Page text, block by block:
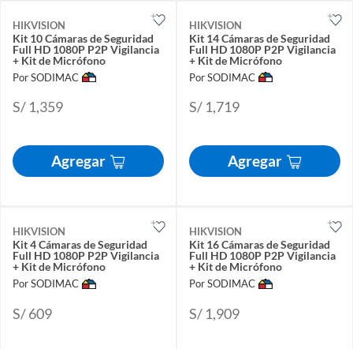
HIKVISION
Kit 10 Cámaras de Seguridad
Full HD 1080P P2P Vigilancia
+ Kit de Micrófono
Por SODIMAC
S/ 1,359
Agregar
HIKVISION
Kit 14 Cámaras de Seguridad
Full HD 1080P P2P Vigilancia
+ Kit de Micrófono
Por SODIMAC
S/ 1,719
Agregar
HIKVISION
Kit 4 Cámaras de Seguridad
Full HD 1080P P2P Vigilancia
+ Kit de Micrófono
Por SODIMAC
S/ 609
HIKVISION
Kit 16 Cámaras de Seguridad
Full HD 1080P P2P Vigilancia
+ Kit de Micrófono
Por SODIMAC
S/ 1,909